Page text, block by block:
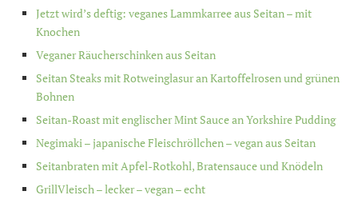
Jetzt wird’s deftig: veganes Lammkarree aus Seitan – mit
Knochen
Veganer Räucherschinken aus Seitan
Seitan Steaks mit Rotweinglasur an Kartoffelrosen und grünen
Bohnen
Seitan-Roast mit englischer Mint Sauce an Yorkshire Pudding
Negimaki – japanische Fleischröllchen – vegan aus Seitan
Seitanbraten mit Apfel-Rotkohl, Bratensauce und Knödeln
GrillVleisch – lecker – vegan – echt